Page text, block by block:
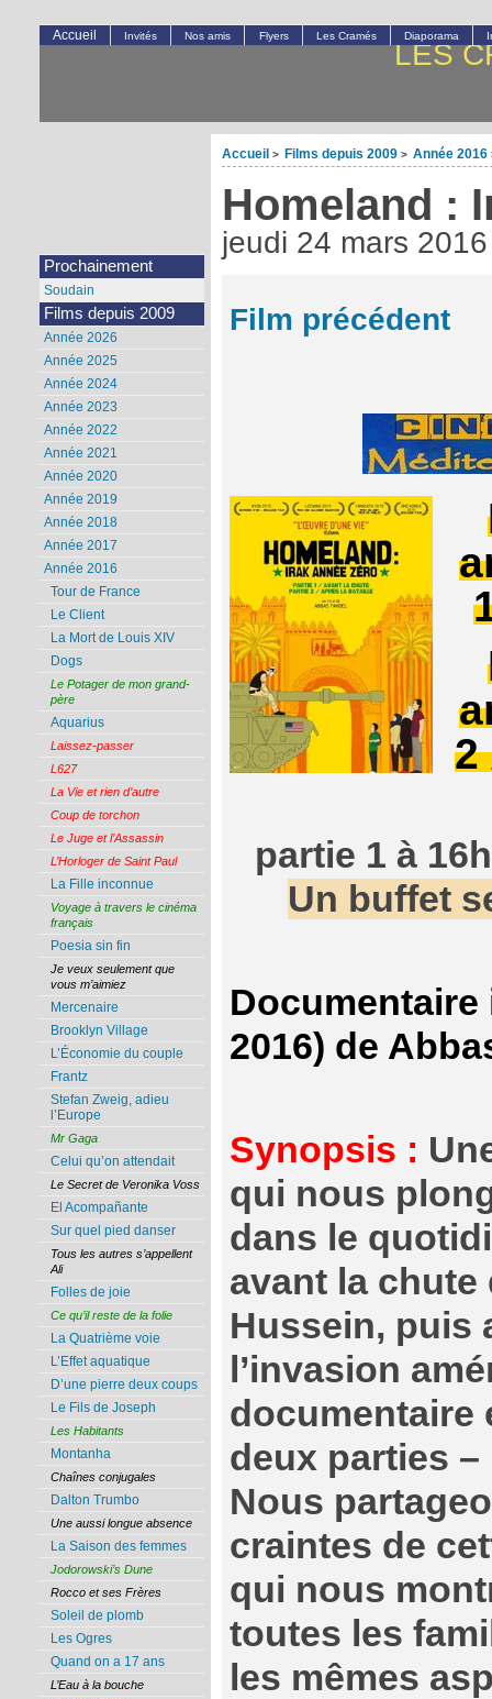
LES
Accueil > Films depuis 2009 > Année 2016
Homeland :
jeudi 24 mars 2016
Film précédent
2
partie 1 à
Un buffet
2016) de
Synopsis :
qui nous
dans le
avant la chute
Hussein, puis
l’invasion
documentaire
deux parties –
Nous
craintes de
qui nous
toutes les
les mêmes
Accueil Invités Nos amis Flyers Les Cramés Diaporama
Prochainement
Soudain
Films depuis 2009
Année 2026
Année 2025
Année 2024
Année 2023
Année 2022
Année 2021
Année 2020
Année 2019
Année 2018
Année 2017
Année 2016
Tour de France
Le Client
La Mort de Louis XIV
Dogs
Le Potager de mon grand-
père
Aquarius
Laissez-passer
L627
La Vie et rien d’autre
Coup de torchon
Le Juge et l’Assassin
L’Horloger de Saint Paul
La Fille inconnue
Voyage à travers le cinéma
français
Poesia sin fin
Je veux seulement que
vous m’aimiez
Mercenaire
Brooklyn Village
L’Économie du couple
Frantz
Stefan Zweig, adieu
l’Europe
Mr Gaga
Celui qu’on attendait
Le Secret de Veronika Voss
El Acompañante
Sur quel pied danser
Tous les autres s’appellent
Ali
Folles de joie
Ce qu’il reste de la folie
La Quatrième voie
L’Effet aquatique
D’une pierre deux coups
Le Fils de Joseph
Les Habitants
Montanha
Chaînes conjugales
Dalton Trumbo
Une aussi longue absence
La Saison des femmes
Jodorowski’s Dune
Rocco et ses Frères
Soleil de plomb
Les Ogres
Quand on a 17 ans
L’Eau à la bouche